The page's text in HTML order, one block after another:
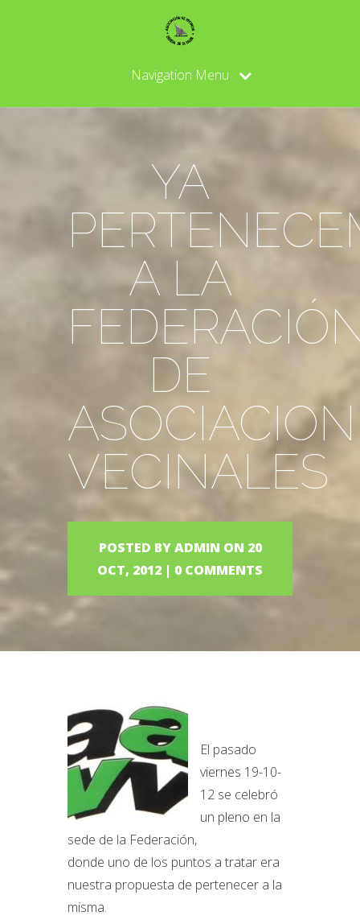
Navigation Menu
YA
A LA
DE
VECINALES
POSTED BYADMIN ON 20
OCT, 2012 | 0 COMMENTS
El pasado
viernes 19-10-
12 se celebró
un pleno en la
sede de la Federación,
donde uno de los puntos a tratar era
nuestra propuesta de pertenecer a la
misma.